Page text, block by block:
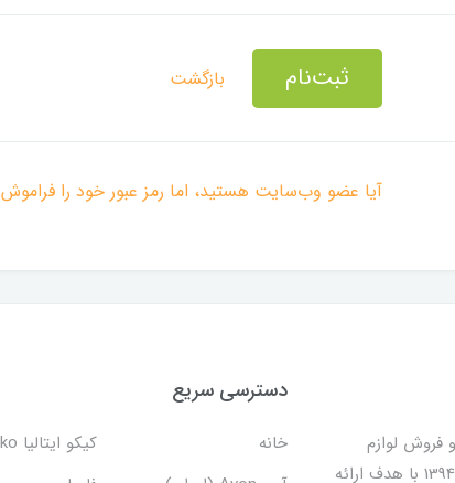
ثبت‌نام بازگشت
آیا عضو وب‌سایت هستید، اما رمز عبور خود را فراموش
فروش لوازم
آرایشی و بهداشتی اورجینال، از سال 1394 با هدف ارائه
دسترسی سریع
خانه
کیکو ایتالیا Kiko